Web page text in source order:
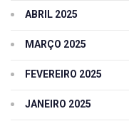
ABRIL 2025
MARÇO 2025
FEVEREIRO 2025
JANEIRO 2025